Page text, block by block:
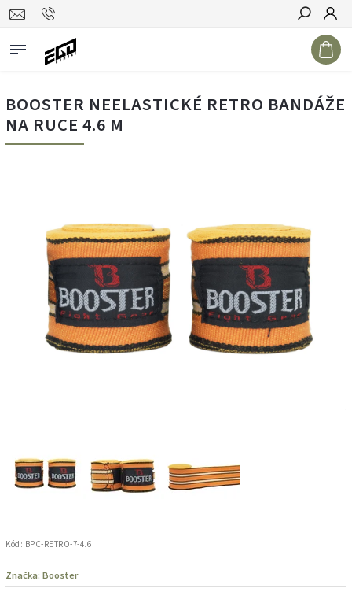
Hledat
BOOSTER NEELASTICKÉ RETRO BANDÁŽE
NA RUCE 4.6 M
Kód: BPC-RETRO-7-4.6
Značka: Booster